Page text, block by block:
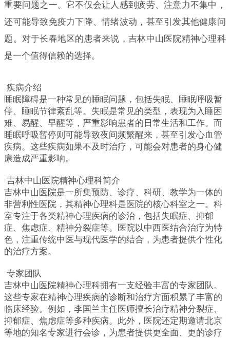
重要问题之一。它不仅会让人感到疲劳、注意力不集中，
还可能导致免疫力下降、情绪波动，甚至引发其他健康问
题。对于长春地区的患者来说，吉林中山医院精神心理科
是一个值得信赖的选择。
疾病介绍
睡眠障碍是一种常见的睡眠问题，包括失眠、睡眠呼吸暂
停、睡眠节律紊乱等。失眠是常见的类型，表现为入睡困
难、易醒、早醒等，严重影响患者的日常生活和工作。而
睡眠呼吸暂停则可能导致夜间频繁醒来，甚至引发心血管
疾病。这些疾病如果不及时治疗，可能会对患者的身心健
康造成严重影响。
吉林中山医院精神心理科简介
吉林中山医院是一所集预防、诊疗、科研、教学为一体的
非营利性医院，其精神心理科是医院的核心科室之一。科
室专注于各类精神心理疾病的诊治，包括失眠症、抑郁
症、焦虑症、精神分裂症等。医院以中西医结合治疗为特
色，注重传统中医与现代医学的结合，为患者提供个性化
的治疗方案。
专家团队
吉林中山医院精神心理科拥有一支经验丰富的专家团队。
这些专家在精神心理疾病的诊断和治疗方面积累了丰富的
临床经验。例如，李国兰主任医师擅长治疗精神分裂症、
抑郁症、焦虑症等多种疾病。此外，医院还定期邀请北京
等地的知名专家进行会诊，为患者提供更全面、更的诊疗